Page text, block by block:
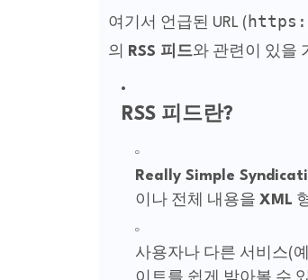
여기서 언급된 URL (
의
RSS 피드와 관련이 있을
RSS 피드란?
Really Simple
이나 전체 내용을 XML
사용자나 다른 서비스(